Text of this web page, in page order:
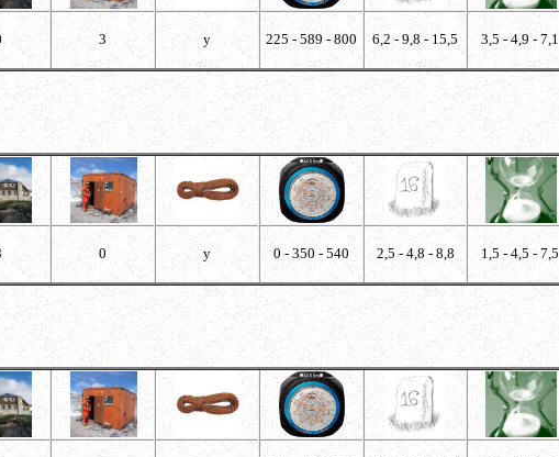
3 y 225 - 589 - 800 6,2 - 9,8 - 15,5 3,5 - 4,9 - 7,1
0 y 0 - 350 - 540 2,5 - 4,8 - 8,8 1,5 - 4,5 - 7,5